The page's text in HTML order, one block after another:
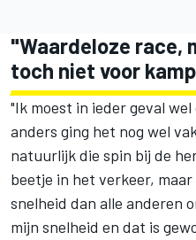
"Waardeloze race,
toch niet voor
"Ik moest in ieder geval
anders ging het nog wel
natuurlijk die spin bij de
beetje in het verkeer,
snelheid dan alle anderen
mijn snelheid en dat is